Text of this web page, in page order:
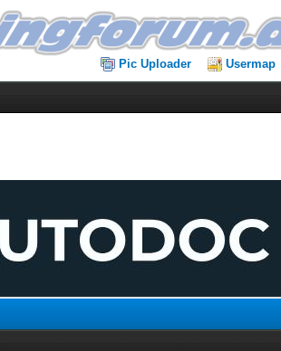
Pic Uploader Usermap